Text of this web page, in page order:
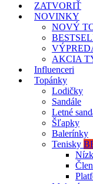
ZATVORIŤ
NOVINKY
NOVÝ
AKCIA
Influenceri
Topánky
Lodičky
Sandále
Letné
Šľapky
Balerínky
Tenisky